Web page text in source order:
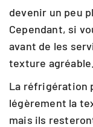
devenir un peu
Cependant, si
avant de les
texture agréable.
La réfrigération
légèrement la
mais ils